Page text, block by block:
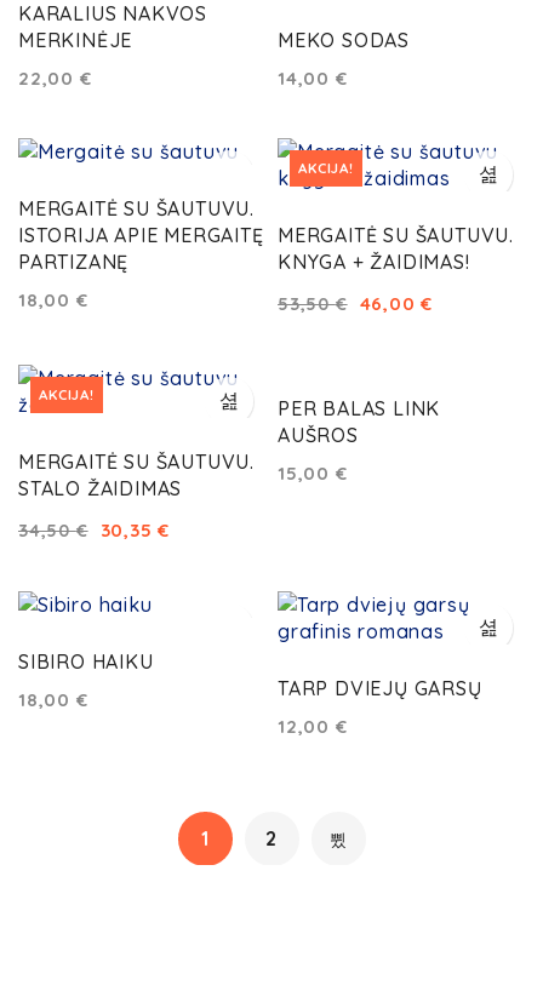
KARALIUS NAKVOS
MERKINĖJE
22,00 €
MEKO SODAS
14,00 €
MERGAITĖ SU ŠAUTUVU.
ISTORIJA APIE MERGAITĘ
PARTIZANĘ
18,00 €
AKCIJA!
MERGAITĖ SU ŠAUTUVU.
KNYGA + ŽAIDIMAS!
53,50€ 46,00€
AKCIJA!
MERGAITĖ SU ŠAUTUVU.
STALO ŽAIDIMAS
34,50€ 30,35€
PER BALAS LINK
AUŠROS
15,00 €
SIBIRO HAIKU
18,00 € TARP DVIEJŲ GARSŲ
12,00 €
1 2